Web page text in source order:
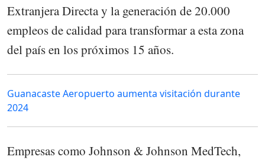
Extranjera Directa y la generación de 20.000
empleos de calidad para transformar a esta zona
del país en los próximos 15 años.
Guanacaste Aeropuerto aumenta visitación durante
2024
Empresas como Johnson & Johnson MedTech,